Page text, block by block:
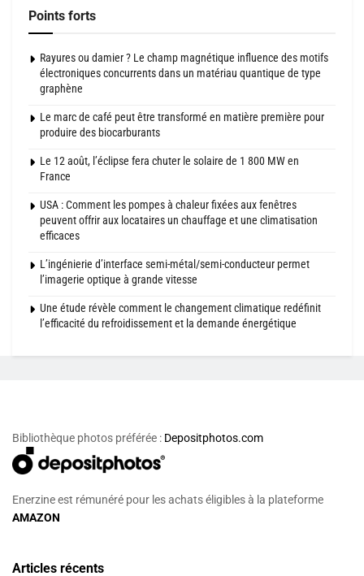
Points forts
Rayures ou damier ? Le champ magnétique influence des motifs
électroniques concurrents dans un matériau quantique de type
graphène
Le marc de café peut être transformé en matière première pour
produire des biocarburants
Le 12 août, l’éclipse fera chuter le solaire de 1 800 MW en
France
USA : Comment les pompes à chaleur fixées aux fenêtres
peuvent offrir aux locataires un chauffage et une climatisation
efficaces
L’ingénierie d’interface semi-métal/semi-conducteur permet
l’imagerie optique à grande vitesse
Une étude révèle comment le changement climatique redéfinit
l’efficacité du refroidissement et la demande énergétique
Bibliothèque photos préférée : Depositphotos.com
Enerzine est rémunéré pour les achats éligibles à la plateforme
AMAZON
Articles récents